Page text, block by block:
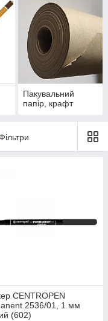
Пакувальний
папір, крафт
CENTROPEN
2536/01, 1 мм
(602)